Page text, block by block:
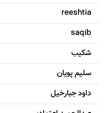
reeshtia
saqib
شکيب
سليم پویان
داود جبارخیل